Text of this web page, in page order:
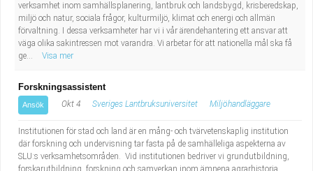
verksamhet inom samhällsplanering, lantbruk och landsbygd, krisberedskap,
miljö och natur, sociala frågor, kulturmiljö, klimat och energi och allmän
förvaltning. I dessa verksamheter har vi i vår ärendehantering ett ansvar att
väga olika sakintressen mot varandra. Vi arbetar för att nationella mål ska få
ge...
Visa mer
Forskningsassistent
Ansök Okt 4 Sveriges Lantbruksuniversitet Miljöhandläggare
Institutionen för stad och land är en mång- och tvärvetenskaplig institution
där forskning och undervisning tar fasta på de samhälleliga aspekterna av
SLU:s verksamhetsområden. Vid institutionen bedriver vi grundutbildning,
forskarutbildning, forskning och samverkan inom ämnena agrarhistoria,